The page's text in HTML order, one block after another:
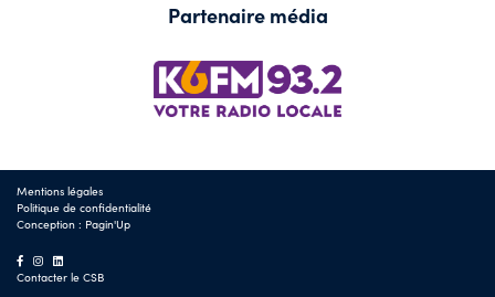
Partenaire média
Mentions légales
Politique de confidentialité
Conception : Pagin'Up
Contacter le CSB